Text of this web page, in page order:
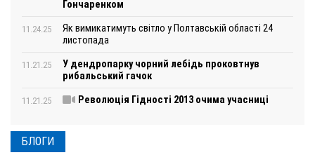
Гончаренком
11.24.25
Як вимикатимуть світло у Полтавській області 24
листопада
11.21.25
У дендропарку чорний лебідь проковтнув
рибальський гачок
11.21.25 Революція Гідності 2013 очима учасниці
БЛОГИ